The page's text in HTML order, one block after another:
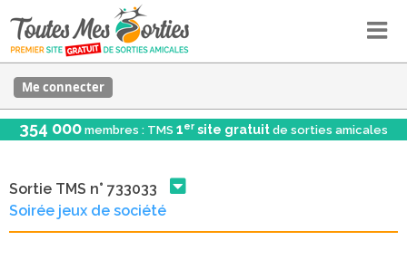
Me connecter
354 000 membres : TMS 1er site gratuit de sorties amicales
Sortie TMS n° 733033
Soirée jeux de société